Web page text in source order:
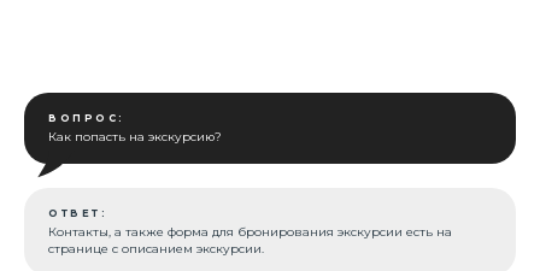
ВОПРОС:
Как попасть на экскурсию?
ОТВЕТ:
Контакты, а также форма для бронирования экскурсии есть на
странице с описанием экскурсии.